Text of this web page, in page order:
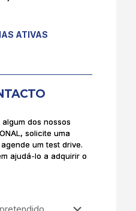
ATIVAS
dos nossos
solicite uma
um test drive.
ajudá-lo a adquirir o